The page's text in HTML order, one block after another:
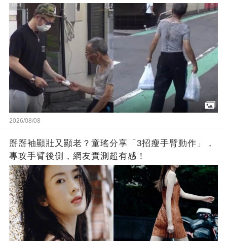
2026/08/08
掰掰袖顯壯又顯老？童瑤分享「3招瘦手臂動作」，
專攻手臂後側，網友實測超有感！